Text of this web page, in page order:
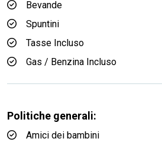
Bevande
Spuntini
Tasse Incluso
Gas / Benzina Incluso
Politiche generali:
Amici dei bambini